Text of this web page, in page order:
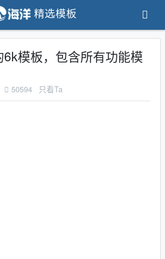
精选模板
6k模板，包含所有功能模
50594 只看Ta